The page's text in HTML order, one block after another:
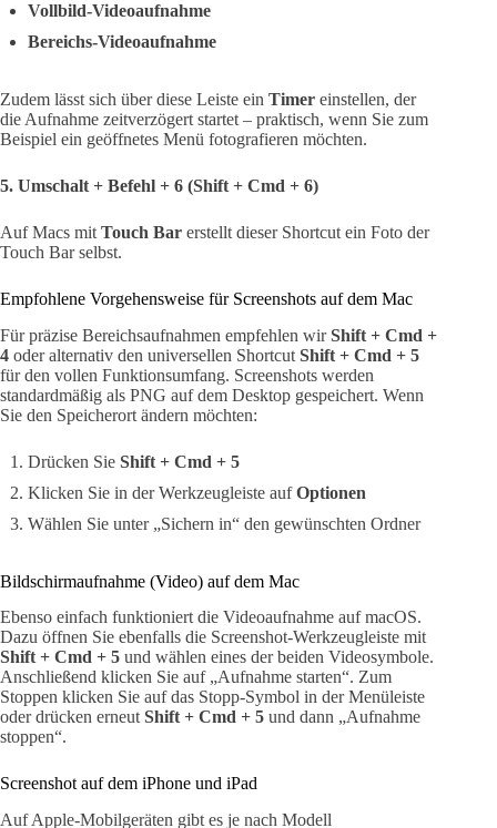
Vollbild-Videoaufnahme
Bereichs-Videoaufnahme
Zudem lässt sich über diese Leiste ein Timer einstellen, der
die Aufnahme zeitverzögert startet – praktisch, wenn Sie zum
Beispiel ein geöffnetes Menü fotografieren möchten.
5. Umschalt + Befehl + 6 (Shift + Cmd + 6)
Auf Macs mit Touch Bar erstellt dieser Shortcut ein Foto der
Touch Bar selbst.
Empfohlene Vorgehensweise für Screenshots auf dem Mac
Für präzise Bereichsaufnahmen empfehlen wirShift + Cmd +
4 oder alternativ den universellen Shortcut Shift + Cmd + 5
für den vollen Funktionsumfang. Screenshots werden
standardmäßig als PNG auf dem Desktop gespeichert. Wenn
Sie den Speicherort ändern möchten:
Drücken Sie Shift + Cmd + 5
Klicken Sie in der Werkzeugleiste aufOptionen
Wählen Sie unter „Sichern in“ den gewünschten Ordner
Bildschirmaufnahme (Video) auf dem Mac
Ebenso einfach funktioniert die Videoaufnahme auf macOS.
Dazu öffnen Sie ebenfalls die Screenshot-Werkzeugleiste mit
Shift + Cmd + 5 und wählen eines der beiden Videosymbole.
Anschließend klicken Sie auf „Aufnahme starten“. Zum
Stoppen klicken Sie auf das Stopp-Symbol in der Menüleiste
oder drücken erneut Shift + Cmd + 5 und dann „Aufnahme
stoppen“.
Screenshot auf dem iPhone und iPad
Auf Apple-Mobilgeräten gibt es je nach Modell